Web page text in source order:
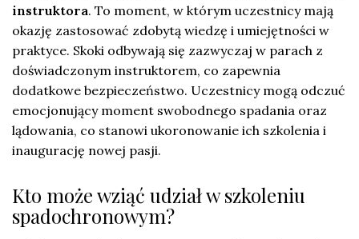
instruktora. To moment, w którym uczestnicy mają
okazję zastosować zdobytą wiedzę i umiejętności w
praktyce. Skoki odbywają się zazwyczaj w parach z
doświadczonym instruktorem, co zapewnia
dodatkowe bezpieczeństwo. Uczestnicy mogą odczuć
emocjonujący moment swobodnego spadania oraz
lądowania, co stanowi ukoronowanie ich szkolenia i
inaugurację nowej pasji.
Kto może wziąć udział w szkoleniu
spadochronowym?